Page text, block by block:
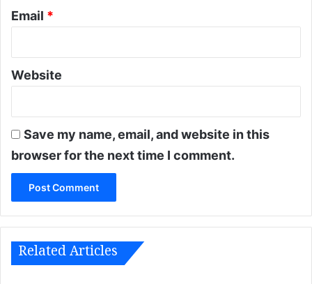
Email *
Website
Save my name, email, and website in this
browser for the next time I comment.
Related Articles